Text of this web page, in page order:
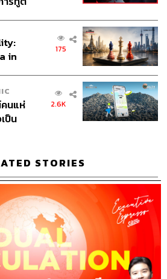
อาร์ม ตั้งนิรันดร
Business
Executive Espresso
นครินทร์ นโยบาย
เคน
50
THE HOST
นทร์ วนกิจไพบูลย์
ณาธิการบริหาร สำนักข่าว THE
วิทยากรด้านสื่อและการทำคอน
นต์ออนไลน์
in
175
นแห่
ป็น
2.6K
STORIES